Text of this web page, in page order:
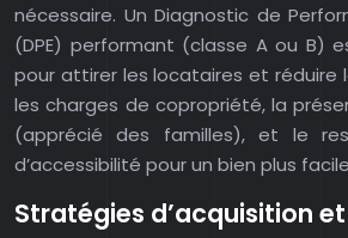
nécessaire. Un Diagnostic de
(DPE) performant (classe A ou B)
pour attirer les locataires et réduire
les charges de copropriété, la
(apprécié des familles), et le
d’accessibilité pour un bien plus
Stratégies d’acquisition